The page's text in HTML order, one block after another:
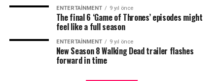
ENTERTAINMENT 9 yıl önce
The final 6 ‘Game of Thrones’ episodes might
feel like a full season
ENTERTAINMENT 9 yıl önce
New Season 8 Walking Dead trailer flashes
forward in time